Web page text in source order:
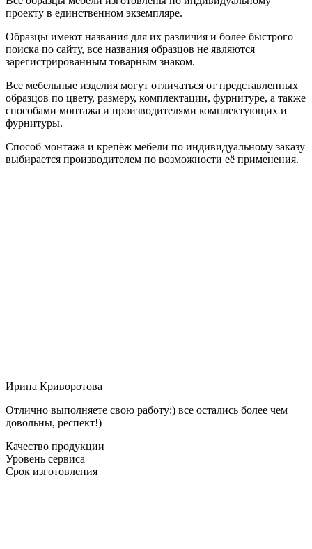
проекту в единственном экземпляре.
Образцы имеют названия для их различия и более быстрого
поиска по сайту, все названия образцов не являются
зарегистрированным товарным знаком.
Все мебельные изделия могут отличаться от представленных
образцов по цвету, размеру, комплектации, фурнитуре, а также
способами монтажа и производителями комплектующих и
фурнитуры.
Способ монтажа и крепёж мебели по индивидуальному заказу
выбирается производителем по возможности её применения.
Ирина Криворотова
Отлично выполняете свою работу:) все остались более чем
довольны, респект!)
Качество продукции
Уровень сервиса
Срок изготовления